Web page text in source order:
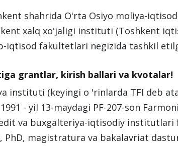
shahrida Oʻrta Osiyo moliya-
xalq xoʻjaligi instituti (Toshkent
iqtisod fakultetlari negizida tashkil
grantlar, kirish ballari va kvotalar!
instituti (keyingi o 'rinlarda TFI deb
- yil 13-maydagi PF-207-son
va buxgalteriya-iqtisodiy
PhD, magistratura va bakalavriat